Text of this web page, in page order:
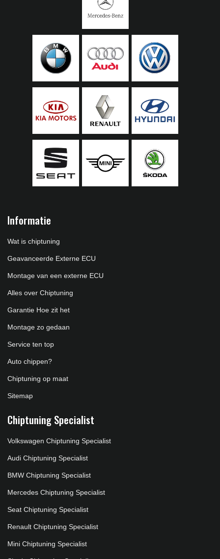
Informatie
Wat is chiptuning
Geavanceerde Externe ECU
Montage van een externe ECU
Alles over Chiptuning
Garantie Hoe zit het
Montage zo gedaan
Service ten top
Auto chippen?
Chiptuning op maat
Sitemap
Chiptuning Specialist
Volkswagen Chiptuning Specialist
Audi Chiptuning Specialist
BMW Chiptuning Specialist
Mercedes Chiptuning Specialist
Seat Chiptuning Specialist
Renault Chiptuning Specialist
Mini Chiptuning Specialist